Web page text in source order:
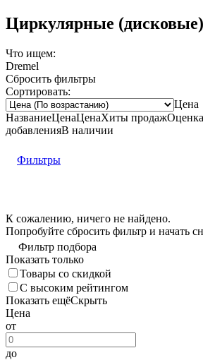
Циркулярные
Что ищем:
Dremel
Сбросить фильтры
Сортировать:
Цена
НазваниеЦенаЦенаХиты продажОценка
добавленияВ наличии
Фильтры
К сожалению, ничего не найдено.
Попробуйте сбросить фильтр и начать
Фильтр подбора
Показать только
Товары со скидкой
С высоким рейтингом
Показать ещёСкрыть
Цена
от
до